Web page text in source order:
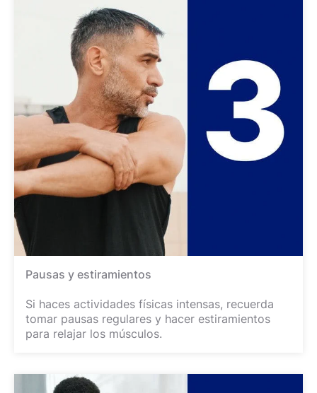
Pausas y estiramientos
Si haces actividades físicas intensas, recuerda
tomar pausas regulares y hacer estiramientos
para relajar los músculos.